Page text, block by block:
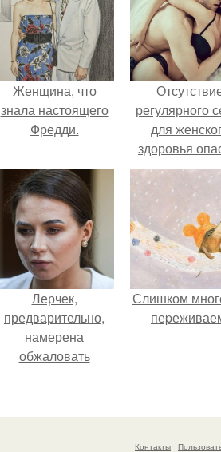
Женщина, что
знала настоящего
Фредди.
регулярного
для
здоровья
Лерчек,
предварительно,
намерена
обжаловать
Слишком
Контакты